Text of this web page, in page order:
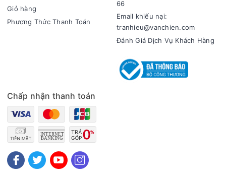
Giỏ hàng
Phương Thức Thanh Toán
66
Email khiếu nại:
tranhieu@vanchien.com
Đánh Giá Dịch Vụ Khách Hàng
Chấp nhận thanh toán